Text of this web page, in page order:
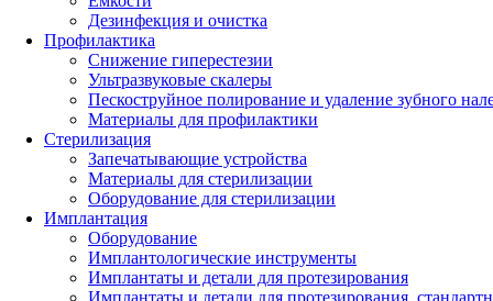
Дезинфекция и очистка
Профилактика
Снижение гиперестезии
Ультразвуковые скалеры
Пескоструйное полирование и удаление зубного
Материалы для профилактики
Стерилизация
Запечатывающие устройства
Материалы для стерилизации
Оборудование для стерилизации
Имплантация
Оборудование
Имплантологические инструменты
Имплантаты и детали для протезирования
Имплантаты и детали для протезирования,